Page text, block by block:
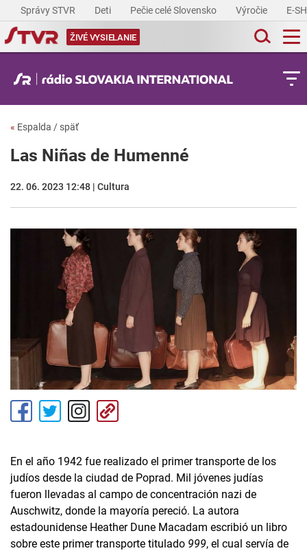
Správy STVR Deti Pečie celé Slovensko Výročie E-
ŽIVÉ VYSIELANIE
« Espalda / späť
Las Niñas de Humenné
22. 06. 2023 12:48 | Cultura
En el año 1942 fue realizado el primer transporte de los
judíos desde la ciudad de Poprad. Mil jóvenes judías
fueron llevadas al campo de concentración nazi de
Auschwitz, donde la mayoría pereció. La autora
estadounidense Heather Dune Macadam escribió un libro
sobre este primer transporte titulado 999, el cual servía de